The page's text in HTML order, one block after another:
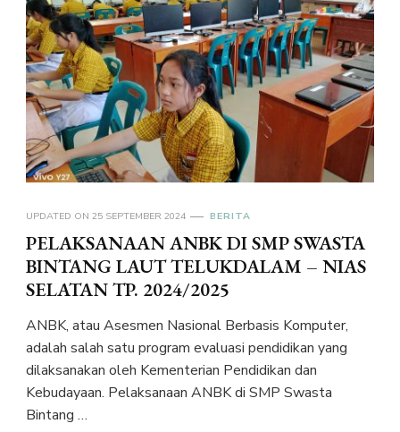
UPDATED ON 25 SEPTEMBER 2024 BERITA
PELAKSANAAN ANBK DI SMP SWASTA
BINTANG LAUT TELUKDALAM – NIAS
SELATAN TP. 2024/2025
ANBK, atau Asesmen Nasional Berbasis Komputer,
adalah salah satu program evaluasi pendidikan yang
dilaksanakan oleh Kementerian Pendidikan dan
Kebudayaan. Pelaksanaan ANBK di SMP Swasta
Bintang …